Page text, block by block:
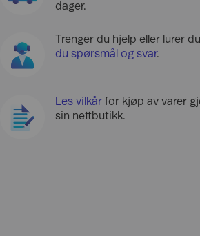
dager.
Trenger du hjelp eller lurer
du spørsmål og svar.
Les vilkår for kjøp av varer
sin nettbutikk.